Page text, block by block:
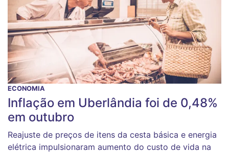
ECONOMIA
Inflação em Uberlândia foi de 0,48%
em outubro
Reajuste de preços de itens da cesta básica e energia
elétrica impulsionaram aumento do custo de vida na